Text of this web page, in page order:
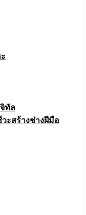
ทัล
ะสร้างช่างฝีมือ